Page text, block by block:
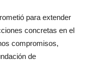
para extender
concretas en el
compromisos,
de